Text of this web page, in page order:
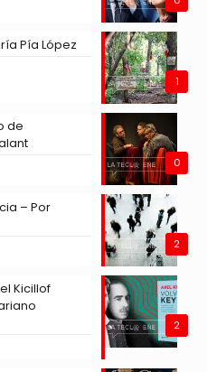
1
Pía López
0
de
2
– Por
2
Kicillof